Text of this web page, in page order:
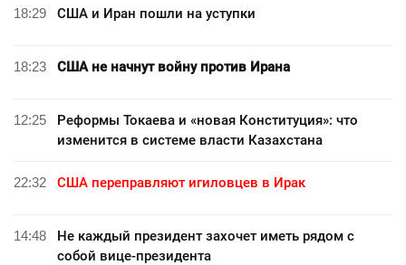
18:29 США и Иран пошли на уступки
18:23 США не начнут войну против Ирана
12:25
Реформы Токаева и «новая Конституция»: что
изменится в системе власти Казахстана
22:32 США переправляют игиловцев в Ирак
14:48
Не каждый президент захочет иметь рядом с
собой вице-президента